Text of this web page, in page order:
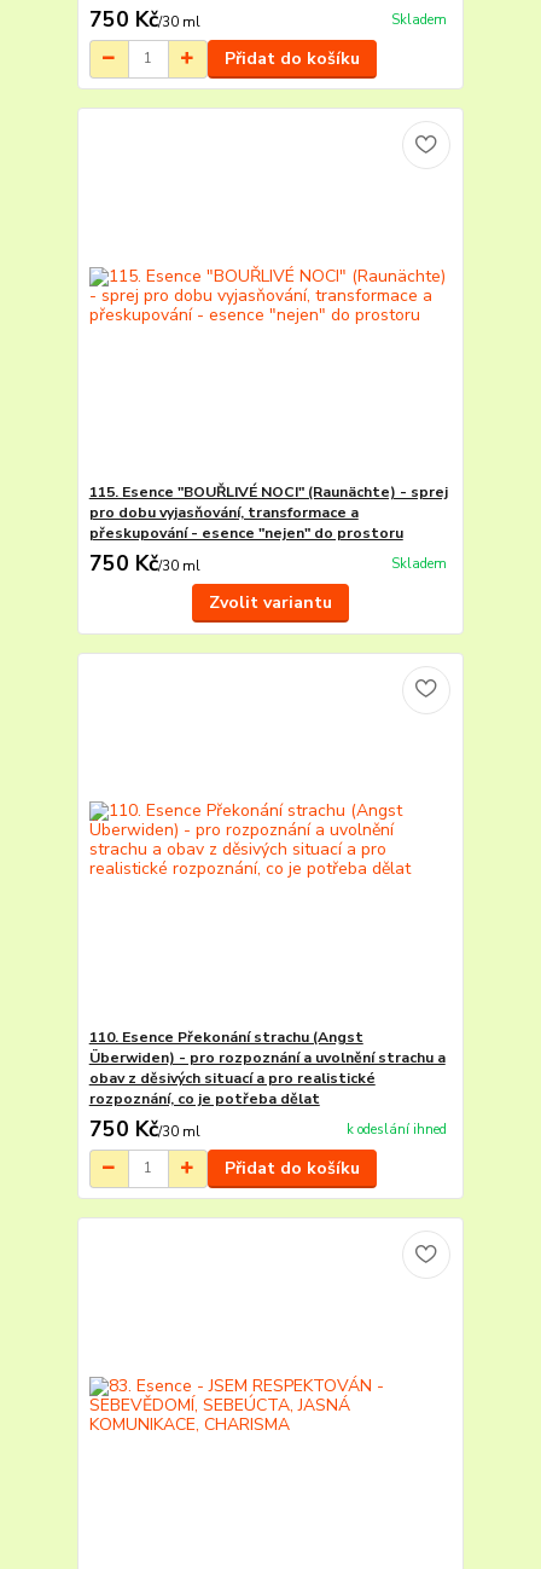
750 Kč/30 ml Skladem
Přidat do košíku
115. Esence "BOUŘLIVÉ NOCI" (Raunächte) - sprej
pro dobu vyjasňování, transformace a
přeskupování - esence "nejen" do prostoru
750 Kč/30 ml Skladem
Zvolit variantu
110. Esence Překonání strachu (Angst
Überwiden) - pro rozpoznání a uvolnění strachu a
obav z děsivých situací a pro realistické
rozpoznání, co je potřeba dělat
750 Kč/30 ml k odeslání ihned
Přidat do košíku